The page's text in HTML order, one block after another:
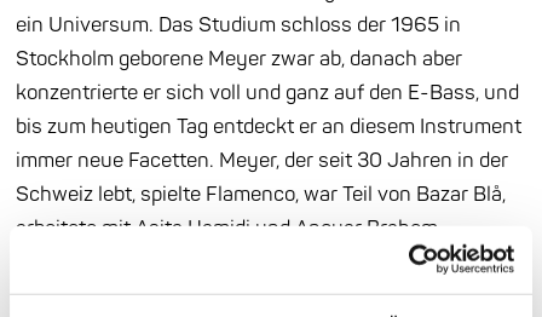
ein Universum. Das Studium schloss der 1965 in
Stockholm geborene Meyer zwar ab, danach aber
konzentrierte er sich voll und ganz auf den E-Bass, und
bis zum heutigen Tag entdeckt er an diesem Instrument
immer neue Facetten. Meyer, der seit 30 Jahren in der
Schweiz lebt, spielte Flamenco, war Teil von Bazar Blå,
arbeitete mit Asita Hamidi und Anouar Brahem,
entwickelte mit Nik Bärtsch das Kollektiv RONIN,
gründete das Trio Amiira und die Band NEN und gehört